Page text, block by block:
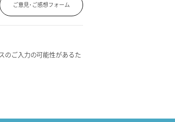
ご意見･ご感想フォーム
のご入力の可能性があるた